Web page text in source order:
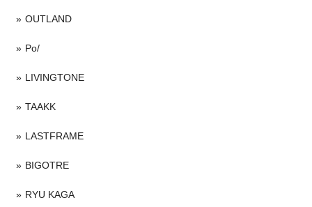
OUTLAND
Po/
LIVINGTONE
TAAKK
LASTFRAME
BIGOTRE
RYU KAGA